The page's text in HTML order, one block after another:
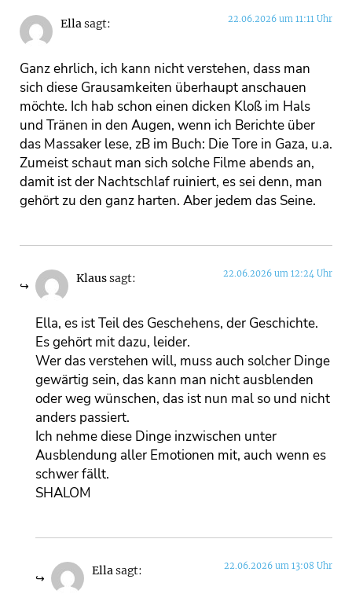
Ellasagt: 22.06.2026 um 11:11 Uhr
Ganz ehrlich, ich kann nicht verstehen, dass man
sich diese Grausamkeiten überhaupt anschauen
möchte. Ich hab schon einen dicken Kloß im Hals
und Tränen in den Augen, wenn ich Berichte über
das Massaker lese, zB im Buch: Die Tore in Gaza, u.a.
Zumeist schaut man sich solche Filme abends an,
damit ist der Nachtschlaf ruiniert, es sei denn, man
gehört zu den ganz harten. Aber jedem das Seine.
Klaussagt: 22.06.2026 um 12:24 Uhr
Ella, es ist Teil des Geschehens, der Geschichte.
Es gehört mit dazu, leider.
Wer das verstehen will, muss auch solcher Dinge
gewärtig sein, das kann man nicht ausblenden
oder weg wünschen, das ist nun mal so und nicht
anders passiert.
Ich nehme diese Dinge inzwischen unter
Ausblendung aller Emotionen mit, auch wenn es
schwer fällt.
SHALOM
Ellasagt: 22.06.2026 um 13:08 Uhr